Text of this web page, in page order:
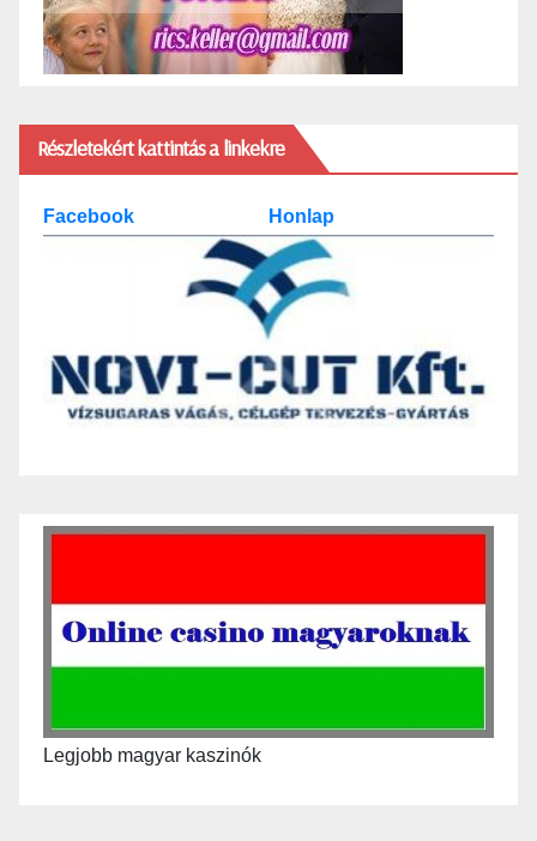
Részletekért kattintás a linkekre
Facebook Honlap
Legjobb magyar kaszinók